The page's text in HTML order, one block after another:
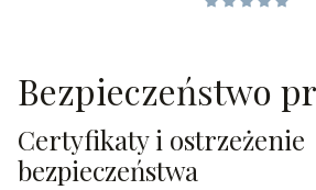
Bezpieczeństwo
Certyfikaty i ostrzeżenie
bezpieczeństwa